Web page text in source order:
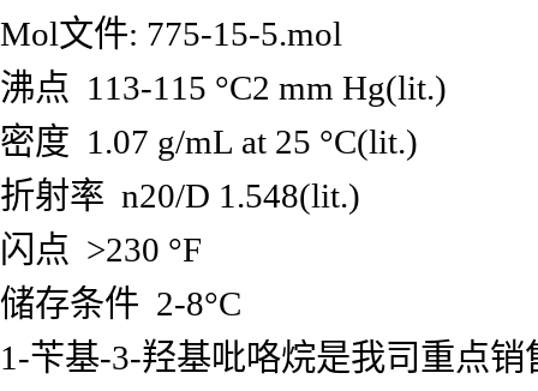
Mol文件: 775-15-5.mol
沸点 113-115 °C2 mm Hg(lit.)
密度 1.07 g/mL at 25 °C(lit.)
折射率 n20/D 1.548(lit.)
闪点 >230 °F
储存条件 2-8°C
1-苄基-3-羟基吡咯烷是我司重点